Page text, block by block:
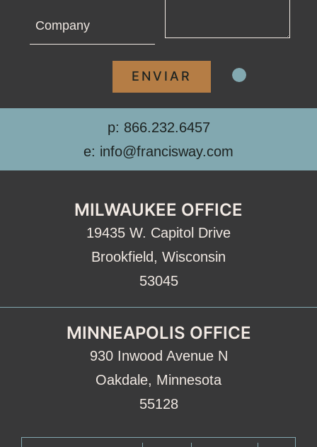
p: 866.232.6457
e: info@francisway.com
MILWAUKEE OFFICE
19435 W. Capitol Drive
Brookfield, Wisconsin
53045
MINNEAPOLIS OFFICE
930 Inwood Avenue N
Oakdale, Minnesota
55128